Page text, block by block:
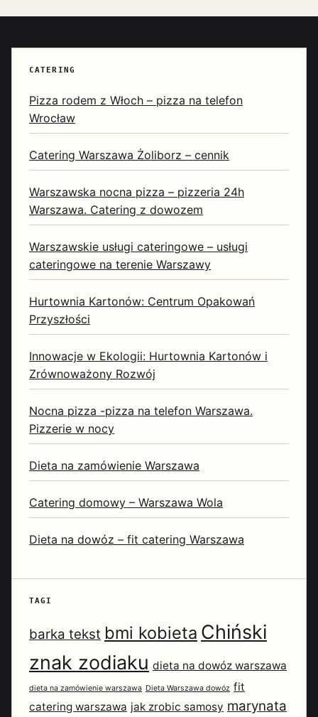
CATERING
Pizza rodem z Włoch – pizza na telefon
Wrocław
Catering Warszawa Żoliborz – cennik
Warszawska nocna pizza – pizzeria 24h
Warszawa. Catering z dowozem
Warszawskie usługi cateringowe – usługi
cateringowe na terenie Warszawy
Hurtownia Kartonów: Centrum Opakowań
Przyszłości
Innowacje w Ekologii: Hurtownia Kartonów i
Zrównoważony Rozwój
Nocna pizza -pizza na telefon Warszawa.
Pizzerie w nocy
Dieta na zamówienie Warszawa
Catering domowy – Warszawa Wola
Dieta na dowóz – fit catering Warszawa
TAGI
barka tekst bmi kobieta Chiński
znak zodiaku dieta na dowóz warszawa
dieta na zamówienie warszawa Dieta Warszawa dowóz fit
catering warszawa jak zrobic samosy marynata